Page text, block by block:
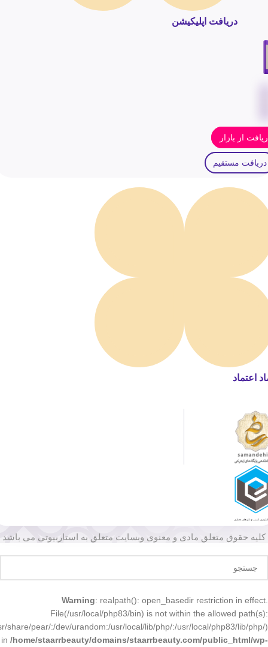
دریافت اپلیکیشن
از بازار
دریافت مستقیم
اعتماد
کلیه حقوق متعلق مادی و معنوی وبسایت متعلق به استاربیوتی می باشد
Warning: realpath(): open_basedir restriction in effect.
File(/usr/local/php83/bin) is not within the allowed path(s):
share/pear/:/dev/urandom:/usr/local/lib/php/:/usr/local/php83/lib/php/)
in /home/staarrbeauty/domains/staarrbeauty.com/public_html/wp-